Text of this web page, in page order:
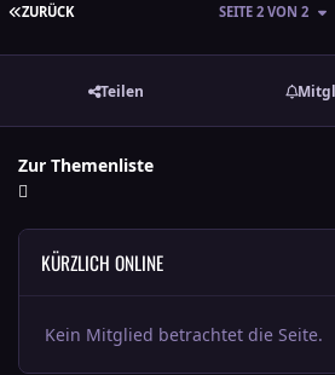
ERSTE SEITE
ZURÜCK SEITE 2 VON 2
Teilen
Zur Themenliste
KÜRZLICH ONLINE
Kein Mitglied betrachtet die Seite.